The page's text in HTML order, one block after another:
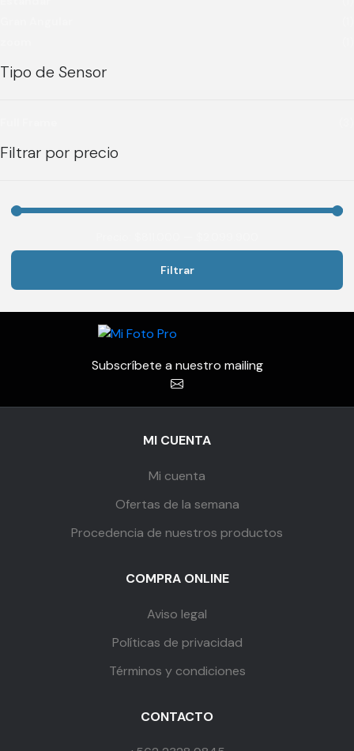
Tipo de Sensor
Filtrar por precio
Filtrar
Subscríbete a nuestro mailing
MI CUENTA
Mi cuenta
Ofertas de la semana
Procedencia de nuestros productos
COMPRA ONLINE
Aviso legal
Políticas de privacidad
Términos y condiciones
CONTACTO